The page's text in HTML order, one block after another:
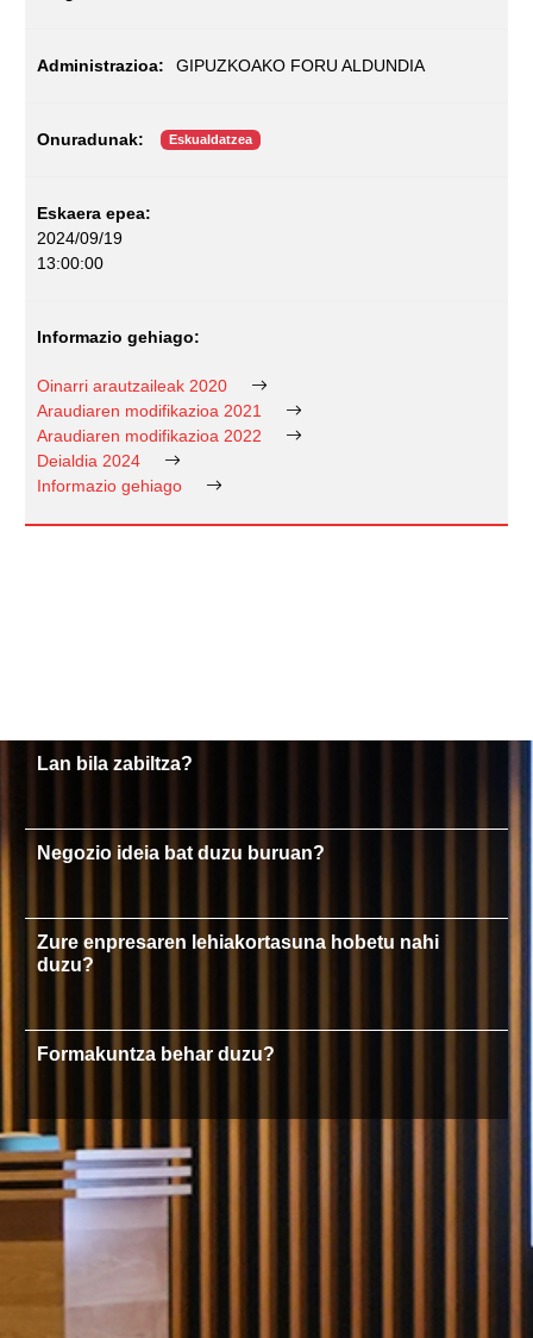
GIPUZKOAKO FORU ALDUNDIA
Eskualdatzea
2024/09/19
13:00:00
Oinarri arautzaileak 2020
Araudiaren modifikazioa 2021
Araudiaren modifikazioa 2022
Deialdia 2024
Informazio gehiago
Lan bila zabiltza?
Negozio ideia bat duzu buruan?
Zure enpresaren lehiakortasuna hobetu nahi
duzu?
Formakuntza behar duzu?